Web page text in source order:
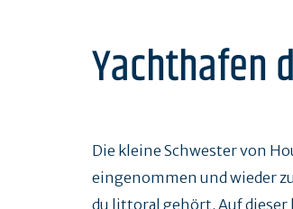
Yachthafen
Die kleine Schwester von
eingenommen und wieder
du littoral gehört. Auf dieser